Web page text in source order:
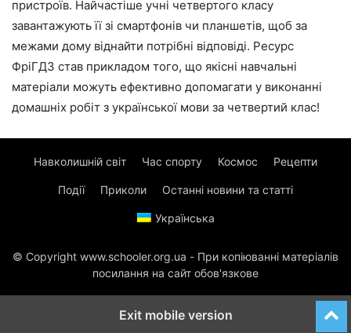
пристроїв. Найчастіше учні четвертого класу
завантажують її зі смартфонів чи планшетів, щоб за
межами дому віднайти потрібні відповіді. Ресурс
ФріГДЗ став прикладом того, що якісні навчальні
матеріали можуть ефективно допомагати у виконанні
домашніх робіт з української мови за четвертий клас!
Навколишній світ Час спорту Космос Рецепти
Події Приколи Останні новини та статті
Українська
© Copyright www.schooler.org.ua - При копіюванні матеріалів
посилання на сайт обов'язкове
Exit mobile version